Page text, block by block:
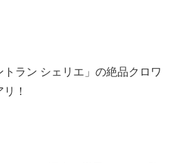
ラン シェリエ」の絶品クロワ
！